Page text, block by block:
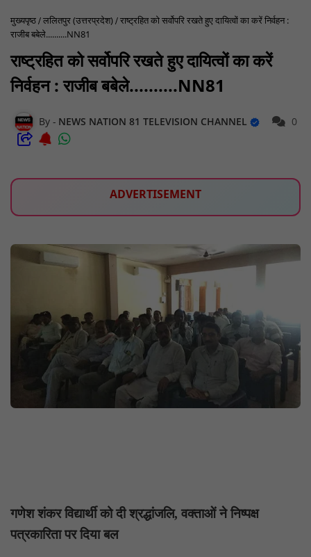
मुख्यपृष्ठ ललितपुर (उत्तरप्रदेश) राष्ट्रहित को सर्वोपरि रखते हुए दायित्वों का करें निर्वहन :
राजीब बबेले..........NN81
राष्ट्रहित को सर्वोपरि रखते हुए दायित्वों का करें
निर्वहन : राजीब बबेले..........NN81
NEWS NATION 81 TELEVISION CHANNEL 0
ADVERTISEMENT
गणेश शंकर विद्यार्थी को दी श्रद्धांजलि, वक्ताओं ने निष्पक्ष
पत्रकारिता पर दिया बल